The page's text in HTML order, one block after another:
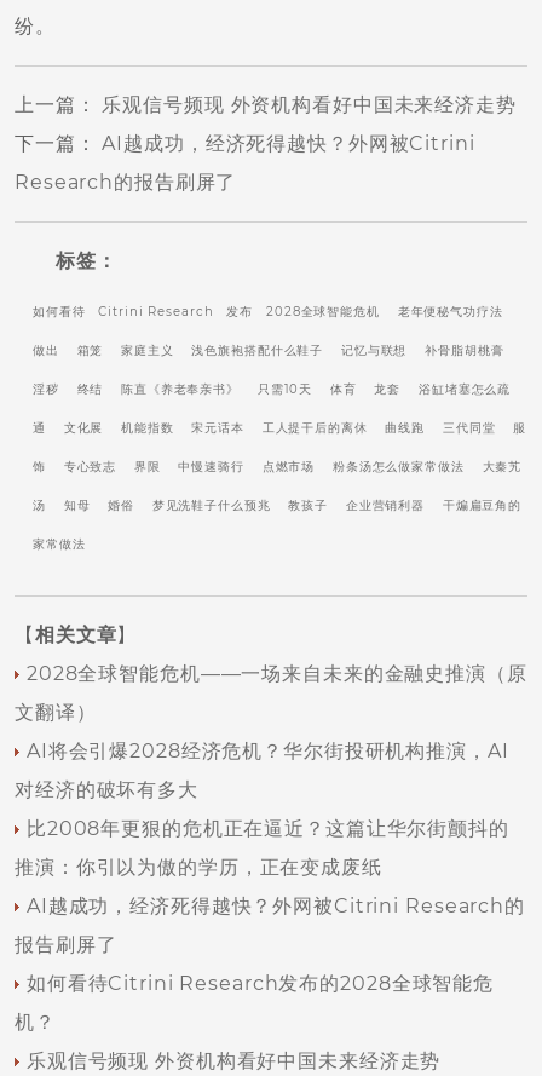
纷。
上一篇 ： 乐观信号频现 外资机构看好中国未来经济走势
下一篇 ：AI越成功，经济死得越快？外网被Citrini
Research的报告刷屏了
标签：
如何看待 Citrini Research 发布 2028全球智能危机 老年便秘气功疗法
做出 箱笼 家庭主义 浅色旗袍搭配什么鞋子 记忆与联想 补骨脂胡桃膏
淫秽 终结 陈直《养老奉亲书》 只需10天 体育 龙套 浴缸堵塞怎么疏
通 文化展 机能指数 宋元话本 工人提干后的离休 曲线跑 三代同堂 服
饰 专心致志 界限 中慢速骑行 点燃市场 粉条汤怎么做家常做法 大秦艽
汤 知母 婚俗 梦见洗鞋子什么预兆 教孩子 企业营销利器 干煸扁豆角的
家常做法
【相关文章】
2028全球智能危机——一场来自未来的金融史推演（原
文翻译）
AI将会引爆2028经济危机？华尔街投研机构推演，AI
对经济的破坏有多大
比2008年更狠的危机正在逼近？这篇让华尔街颤抖的
推演：你引以为傲的学历，正在变成废纸
AI越成功，经济死得越快？外网被Citrini Research的
报告刷屏了
如何看待Citrini Research发布的2028全球智能危
机？
乐观信号频现 外资机构看好中国未来经济走势